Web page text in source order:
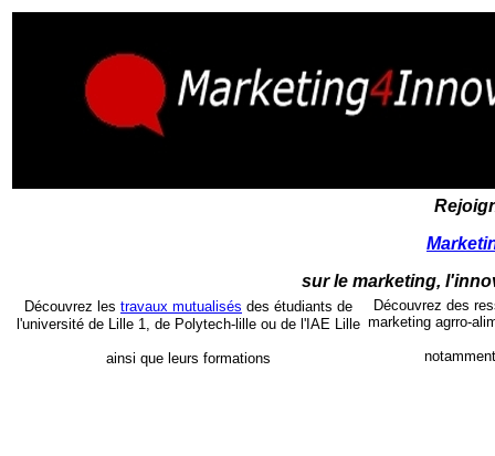
sur le marketing,
Découvrez les travaux mutualisés des étudiants de
l'université de Lille 1, de Polytech-lille ou de l'IAE Lille
ainsi que leurs formations
Découvrez des
marketing agrro-